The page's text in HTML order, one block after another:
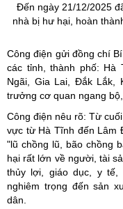
Đến ngày 21/12/2025
nhà bị hư hại, hoàn
Công điện gửi đồng chí
các tỉnh, thành phố: Hà
Ngãi, Gia Lai, Đắk Lắk,
trưởng cơ quan ngang
Công điện nêu rõ: Từ
vực từ Hà Tĩnh đến Lâm
"lũ chồng lũ, bão chồng
hại rất lớn về người, tài
thủy lợi, giáo dục, y tế,
nghiêm trọng đến sản
dân.